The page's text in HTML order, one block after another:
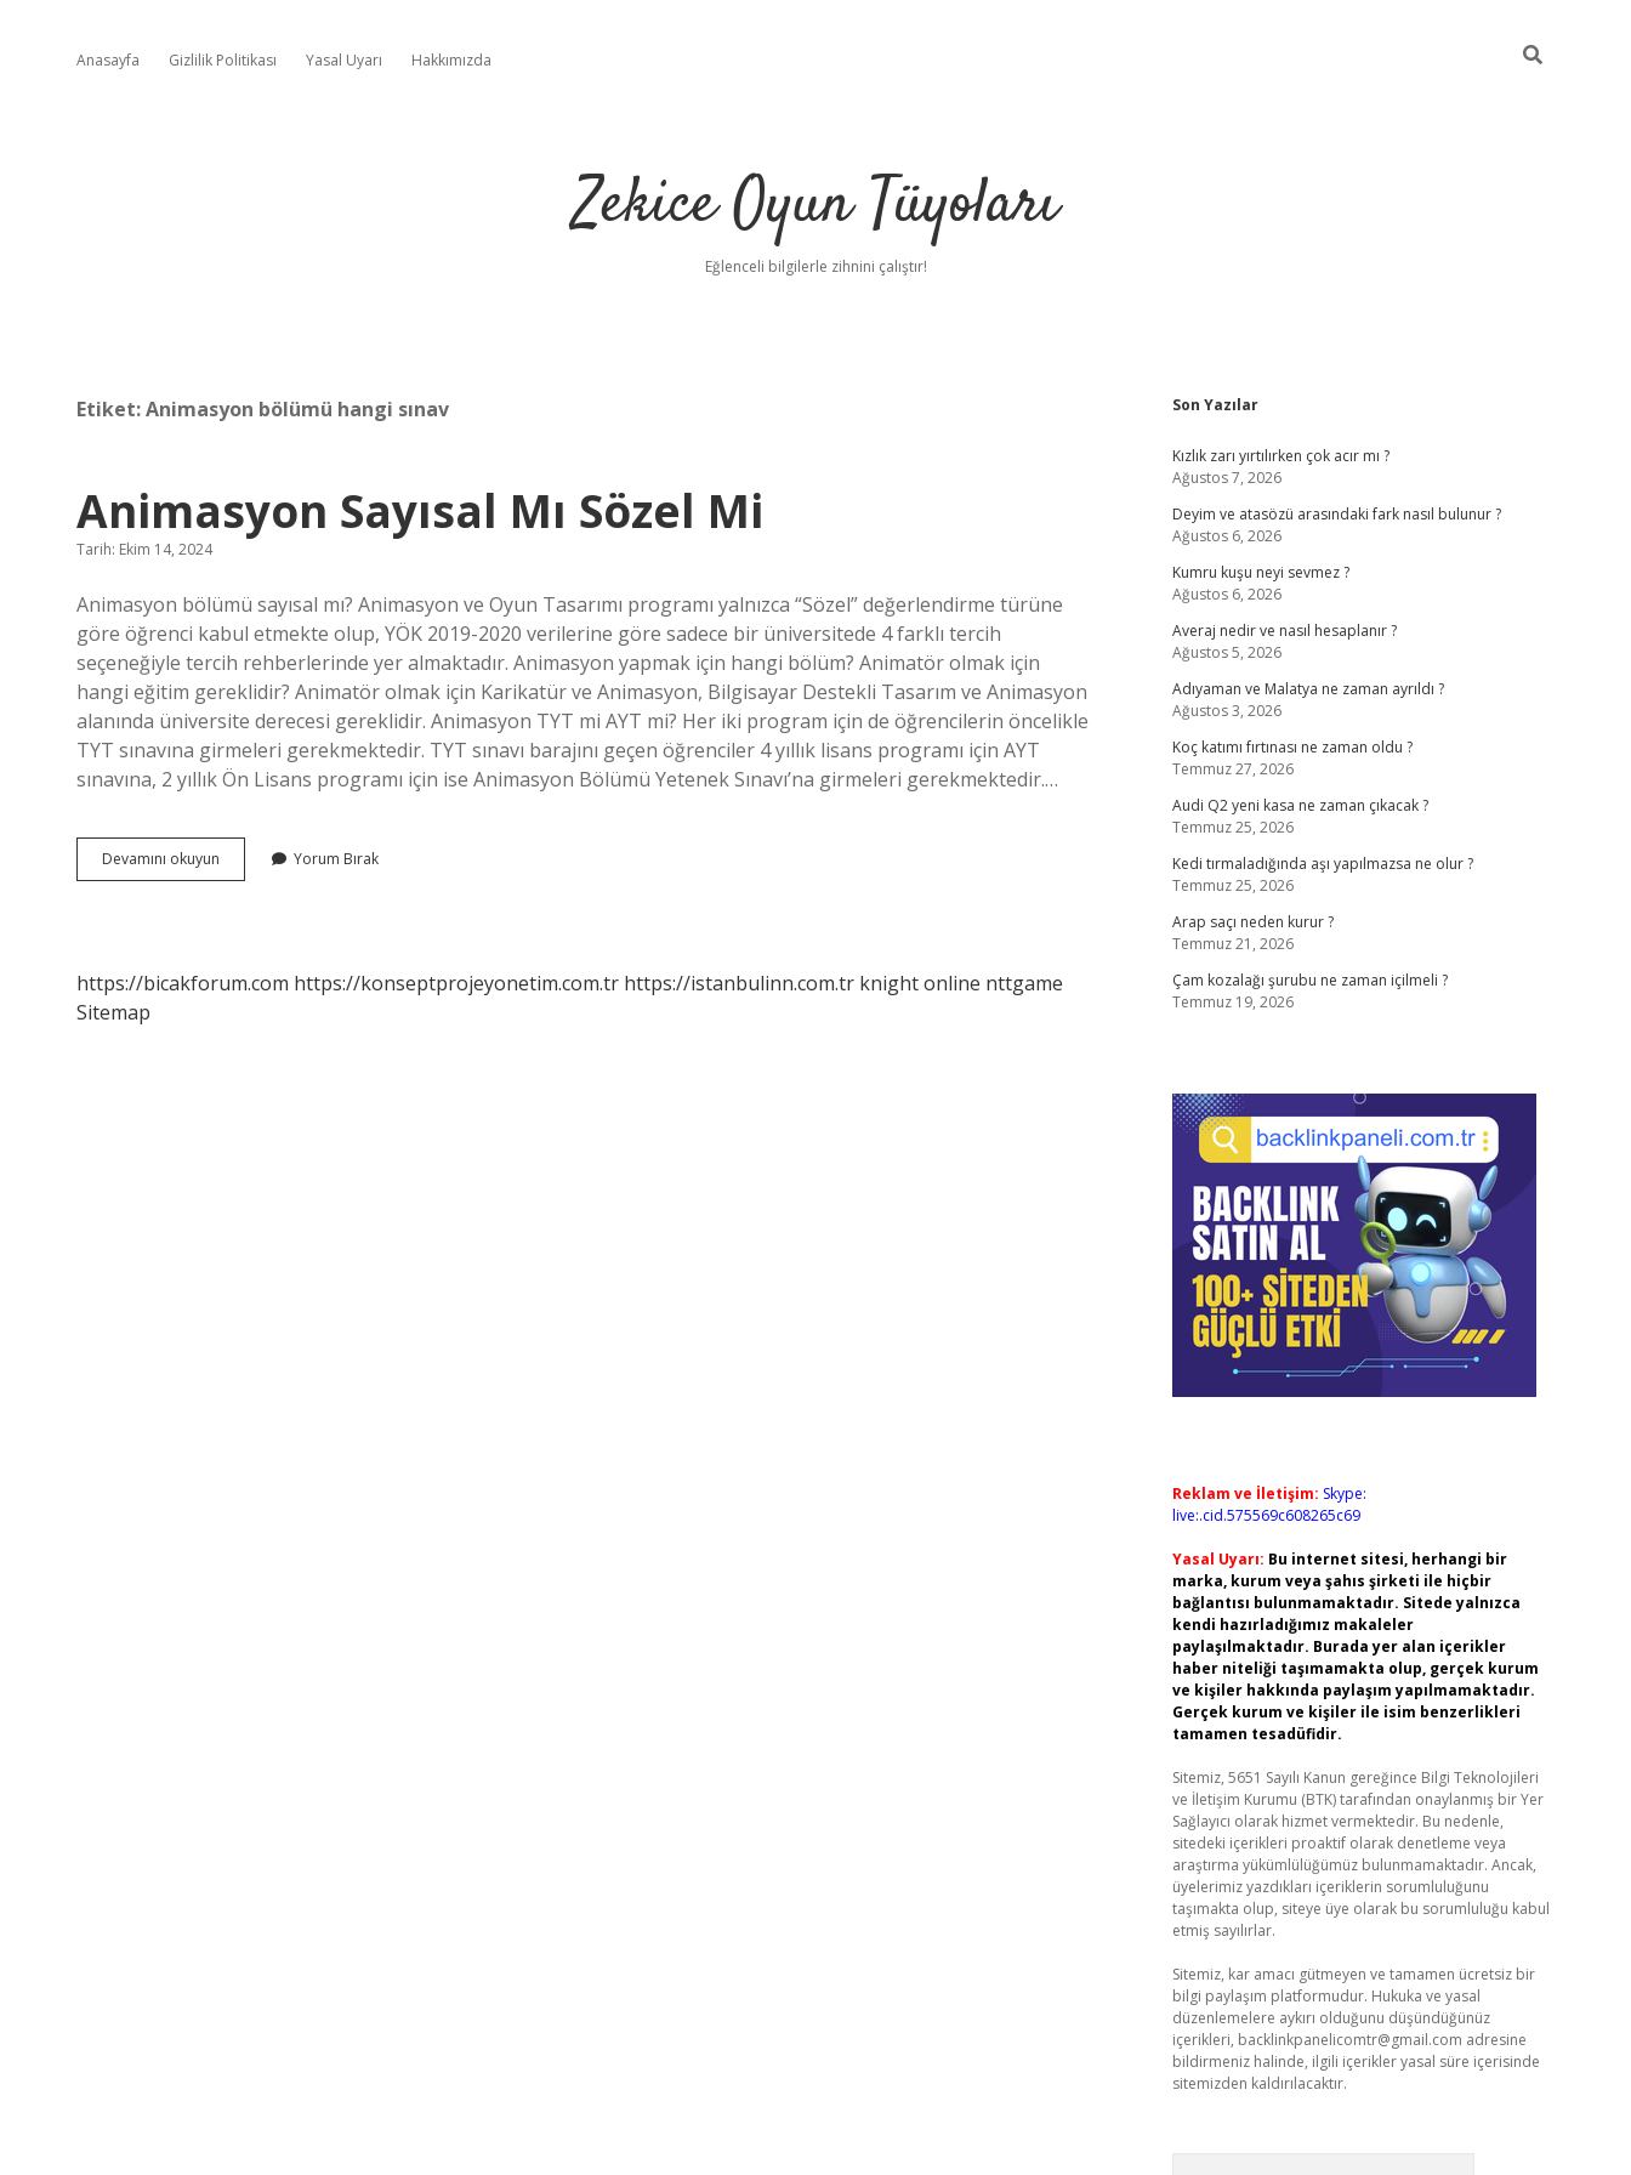
Anasayfa Gizlilik Politikası Yasal Uyarı Hakkımızda
Zekice Oyun Tüyoları
Eğlenceli bilgilerle zihnini çalıştır!
Etiket:Animasyon bölümü hangi sınav
Animasyon Sayısal Mı Sözel Mi
Tarih: Ekim 14, 2024
Animasyon bölümü sayısal mı? Animasyon ve Oyun Tasarımı programı yalnızca “Sözel” değerlendirme türüne
göre öğrenci kabul etmekte olup, YÖK 2019-2020 verilerine göre sadece bir üniversitede 4 farklı tercih
seçeneğiyle tercih rehberlerinde yer almaktadır. Animasyon yapmak için hangi bölüm? Animatör olmak için
hangi eğitim gereklidir? Animatör olmak için Karikatür ve Animasyon, Bilgisayar Destekli Tasarım ve Animasyon
alanında üniversite derecesi gereklidir. Animasyon TYT mi AYT mi? Her iki program için de öğrencilerin öncelikle
TYT sınavına girmeleri gerekmektedir. TYT sınavı barajını geçen öğrenciler 4 yıllık lisans programı için AYT
sınavına, 2 yıllık Ön Lisans programı için ise Animasyon Bölümü Yetenek Sınavı’na girmeleri gerekmektedir.…
Devamını okuyun Animasyon
Sayısal
Yorum Bırak
https://bicakforum.com https://konseptprojeyonetim.com.tr https://istanbulinn.com.tr knight online nttgame
Sitemap
Sidebar
Son Yazılar
Kızlık zarı yırtılırken çok acır mı ?
Ağustos 7, 2026
Deyim ve atasözü arasındaki fark nasıl bulunur ?
Ağustos 6, 2026
Kumru kuşu neyi sevmez ?
Ağustos 6, 2026
Averaj nedir ve nasıl hesaplanır ?
Ağustos 5, 2026
Adıyaman ve Malatya ne zaman ayrıldı ?
Ağustos 3, 2026
Koç katımı fırtınası ne zaman oldu ?
Temmuz 27, 2026
Audi Q2 yeni kasa ne zaman çıkacak ?
Temmuz 25, 2026
Kedi tırmaladığında aşı yapılmazsa ne olur ?
Temmuz 25, 2026
Arap saçı neden kurur ?
Temmuz 21, 2026
Çam kozalağı şurubu ne zaman içilmeli ?
Temmuz 19, 2026
Reklam ve İletişim: Skype:
live:.cid.575569c608265c69
Yasal Uyarı: Bu internet sitesi, herhangi bir
marka, kurum veya şahıs şirketi ile hiçbir
bağlantısı bulunmamaktadır. Sitede yalnızca
kendi hazırladığımız makaleler
paylaşılmaktadır. Burada yer alan içerikler
haber niteliği taşımamakta olup, gerçek kurum
ve kişiler hakkında paylaşım yapılmamaktadır.
Gerçek kurum ve kişiler ile isim benzerlikleri
tamamen tesadüfidir.
Sitemiz, 5651 Sayılı Kanun gereğince Bilgi Teknolojileri
ve İletişim Kurumu (BTK) tarafından onaylanmış bir Yer
Sağlayıcı olarak hizmet vermektedir. Bu nedenle,
sitedeki içerikleri proaktif olarak denetleme veya
araştırma yükümlülüğümüz bulunmamaktadır. Ancak,
üyelerimiz yazdıkları içeriklerin sorumluluğunu
taşımakta olup, siteye üye olarak bu sorumluluğu kabul
etmiş sayılırlar.
Sitemiz, kar amacı gütmeyen ve tamamen ücretsiz bir
bilgi paylaşım platformudur. Hukuka ve yasal
düzenlemelere aykırı olduğunu düşündüğünüz
içerikleri, backlinkpanelicomtr@gmail.com adresine
bildirmeniz halinde, ilgili içerikler yasal süre içerisinde
sitemizden kaldırılacaktır.
vdcasino sitesi